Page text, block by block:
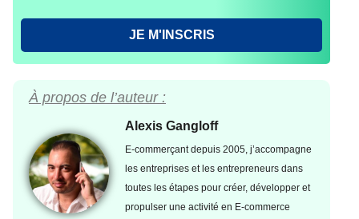
JE M'INSCRIS
À propos de l’auteur :
Alexis Gangloff
E-commerçant depuis 2005, j’accompagne
les entreprises et les entrepreneurs dans
toutes les étapes pour créer, développer et
propulser une activité en E-commerce